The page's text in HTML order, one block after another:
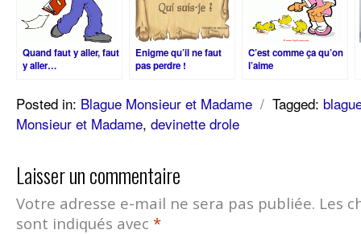
Quand faut y aller, faut
y aller…
Enigme qu’il ne faut
pas perdre !
C’est comme ça qu’on
l’aime
Posted in: Blague Monsieur et Madame / Tagged:
Monsieur et Madame, devinette drole
Laisser un commentaire
Votre adresse e-mail ne sera pas publiée. Les
sont indiqués avec *